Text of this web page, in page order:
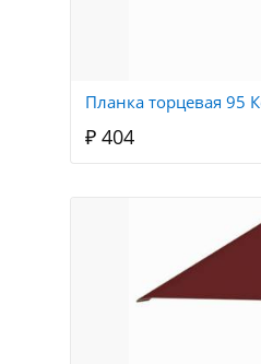
Планка торцевая 95
₽ 404